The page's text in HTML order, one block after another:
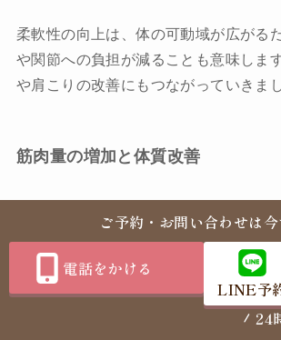
柔軟性の向上は、体の可動域が広がる
や関節への負担が減ることも意味しま
や肩こりの改善にもつながっていきまし
筋肉量の増加と体質改善
体組成計で測定した結果、筋肉量が
いました。しかも体脂肪量は変わって
純粋に筋肉だけが増えていたのです。
「ジムに行っていた時よりもペースが
ご予約・お問い合わせは今
電話をかける
LINE予
24